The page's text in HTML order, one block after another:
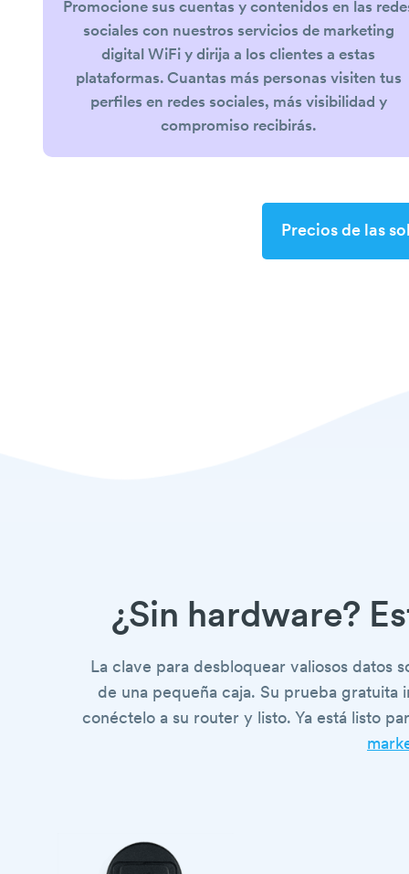
Promocione sus cuentas y contenidos en las
sociales con nuestros servicios de marketing
digital WiFi y dirija a los clientes a estas
plataformas. Cuantas más personas visiten tus
perfiles en redes sociales, más visibilidad y
compromiso recibirás.
Precios de las
¿Sin hardware?
La clave para desbloquear valiosos datos
de una pequeña caja. Su prueba gratuita
conéctelo a su router y listo. Ya está listo